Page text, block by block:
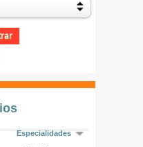
Especialidades